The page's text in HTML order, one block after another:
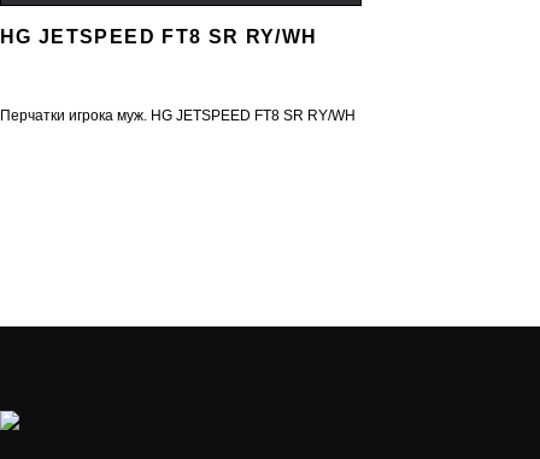
HG JETSPEED FT8 SR RY/WH
Перчатки игрока муж. HG JETSPEED FT8 SR RY/WH